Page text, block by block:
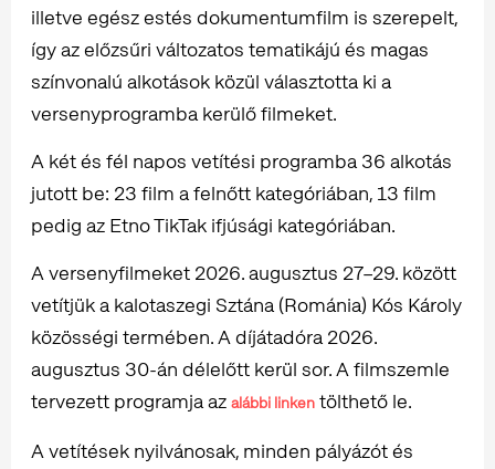
illetve egész estés dokumentumfilm is szerepelt,
így az előzsűri változatos tematikájú és magas
színvonalú alkotások közül választotta ki a
versenyprogramba kerülő filmeket.
A két és fél napos vetítési programba 36 alkotás
jutott be: 23 film a felnőtt kategóriában, 13 film
pedig az Etno TikTak ifjúsági kategóriában.
A versenyfilmeket 2026. augusztus 27–29. között
vetítjük a kalotaszegi Sztána (Románia) Kós Károly
közösségi termében. A díjátadóra 2026.
augusztus 30-án délelőtt kerül sor. A filmszemle
tervezett programja az alábbi linken tölthető le.
A vetítések nyilvánosak, minden pályázót és